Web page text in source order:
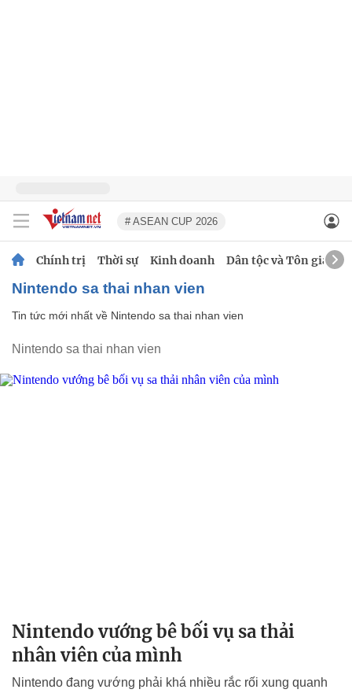
# ASEAN CUP 2026
Chính trị Thời sự Kinh doanh Dân tộc và Tôn giáo
Nintendo sa thai nhan vien
Tin tức mới nhất về Nintendo sa thai nhan vien
Nintendo sa thai nhan vien
Nintendo vướng bê bối vụ sa thải
nhân viên của mình
Nintendo đang vướng phải khá nhiều rắc rối xung quanh